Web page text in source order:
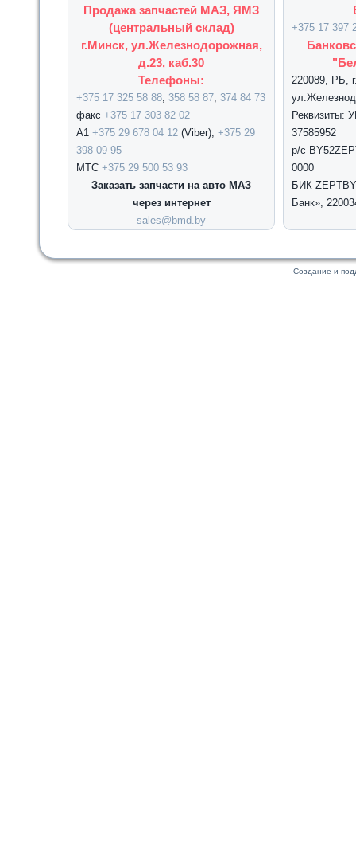
Продажа запчастей МАЗ, ЯМЗ
(центральный склад)
г.Минск, ул.Железнодорожная,
д.23, каб.30
Телефоны:
+375 17 325 58 88, 358 58 87, 374 84 73
факс +375 17 303 82 02
А1 +375 29 678 04 12 (Viber), +375 29
398 09 95
МТС +375 29 500 53 93
Заказать запчасти на авто МАЗ
через интернет
sales@bmd.by
+375 17 397
220089, РБ,
Реквизиты:
37585952
р/с
0000
БИК
Банк»,
Создание и